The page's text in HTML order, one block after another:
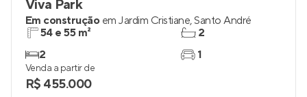
Viva Park
Em construção em Jardim Cristiane,Santo André
54 e 55 m²
2
2
1
Venda a partir de
R$ 455.000